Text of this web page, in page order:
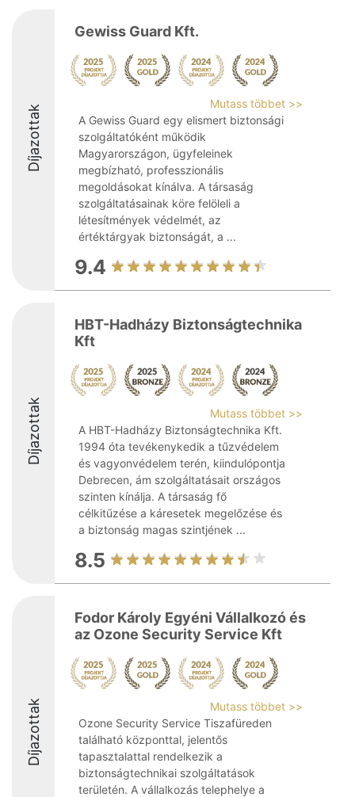
Díjazottak
Gewiss Guard Kft.
Mutass többet >>
A Gewiss Guard egy elismert biztonsági
szolgáltatóként működik
Magyarországon, ügyfeleinek
megbízható, professzionális
megoldásokat kínálva. A társaság
szolgáltatásainak köre felöleli a
létesítmények védelmét, az
értéktárgyak biztonságát, a ...
9.4
Díjazottak
HBT-Hadházy Biztonságtechnika
Kft
Mutass többet >>
A HBT-Hadházy Biztonságtechnika Kft.
1994 óta tevékenykedik a tűzvédelem
és vagyonvédelem terén, kiindulópontja
Debrecen, ám szolgáltatásait országos
szinten kínálja. A társaság fő
célkitűzése a káresetek megelőzése és
a biztonság magas szintjének ...
8.5
Díjazottak
Fodor Károly Egyéni Vállalkozó és
az Ozone Security Service Kft
Mutass többet >>
Ozone Security Service Tiszafüreden
található központtal, jelentős
tapasztalattal rendelkezik a
biztonságtechnikai szolgáltatások
területén. A vállalkozás telephelye a